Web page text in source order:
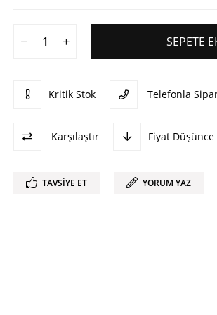
Kritik Stok Telefonla
Karşılaştır Fiyat
TAVSIYE ET YORUM YAZ